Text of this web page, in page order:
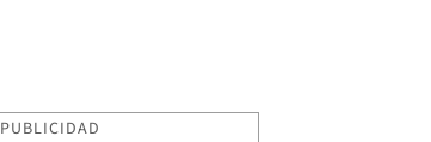
PUBLICIDAD